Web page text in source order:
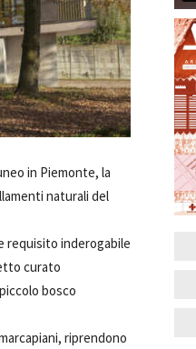
in Piemonte, la
naturali del
requisito inderogabile
curato
bosco
riprendono